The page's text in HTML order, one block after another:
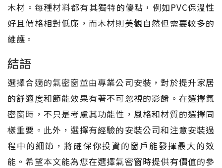
木材。每種材料都有其獨特的優點，例如PVC保溫性
好且價格相對低廉，而木材則美觀自然但需要較多的
維護。
結語
選擇合適的氣密窗並由專業公司安裝，對於提升家居
的舒適度和節能效果有著不可忽視的影餚。在選擇氣
密窗時，不只是考慮其功能性，風格和材質的選擇同
樣重要。此外，選擇有經驗的安裝公司和注意安裝過
程中的細節，將確保你投資的窗戶能發揮最大的效
能。希望本文能為您在選擇氣密窗時提供有價值的參